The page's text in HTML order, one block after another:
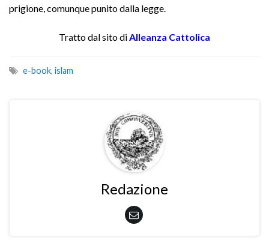
prigione, comunque punito dalla legge.
Tratto dal sito di Alleanza Cattolica
e-book, islam
Redazione